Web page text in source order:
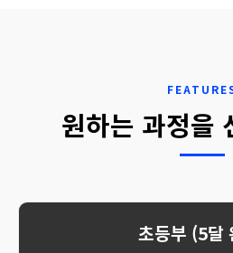
원하는 과정을
초등부 (5달